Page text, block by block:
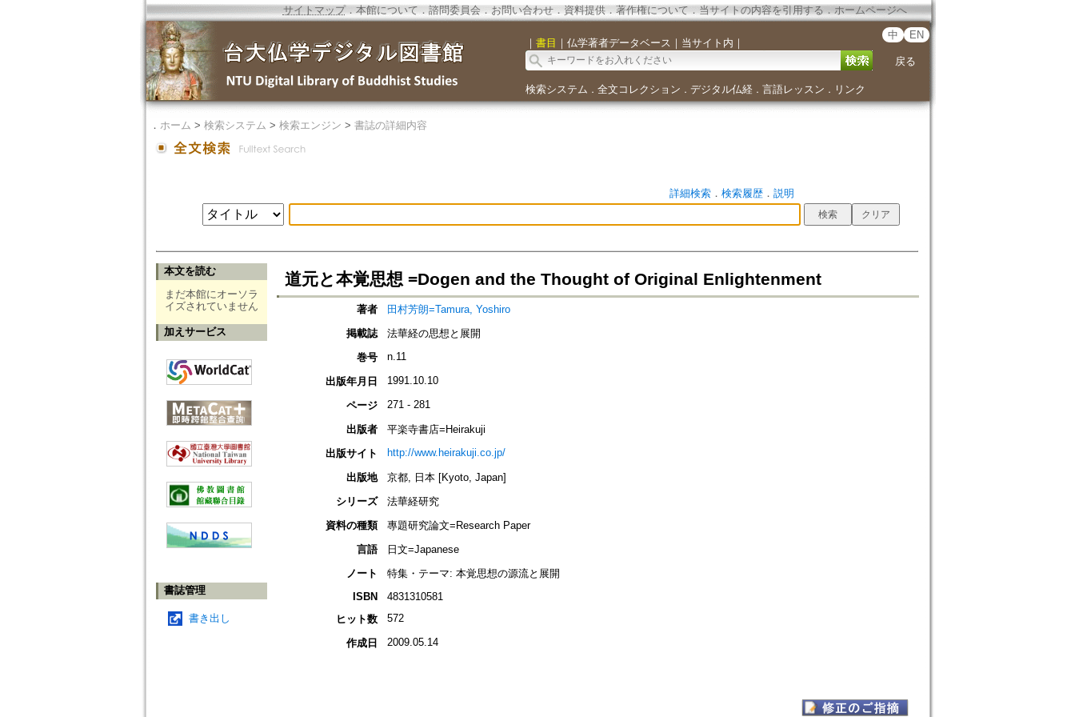
サイトマップ．本館について ． 諮問委員会． お問い合わせ． 資料提供． 著作権について．当サイトの内容を引用する ． ホームページへ
｜ 書目 ｜ 仏学著者データベース ｜ 当サイト内 ｜
中 EN
戻る
検索システム ． 全文コレクション ． デジタル仏経． 言語レッスン ． リンク
． ホーム > 検索システム > 検索エンジン > 書誌の詳細内容
詳細検索． 検索履歴． 説明
本文を読む
まだ本館にオーソラ
イズされていません
加えサービス
書誌管理
書き出し
道元と本覚思想 =Dogen and the Thought of Original Enlightenment
著者
田村芳朗=Tamura, Yoshiro
掲載誌
法華経の思想と展開
巻号
n.11
出版年月日 1991.10.10
ページ 271 - 281
出版者
平楽寺書店=Heirakuji
出版サイト
http://www.heirakuji.co.jp/
出版地
京都, 日本 [Kyoto, Japan]
シリーズ
法華経研究
資料の種類
專題研究論文=Research Paper
言語
日文=Japanese
ノート
特集・テーマ: 本覚思想の源流と展開
ISBN
4831310581
ヒット数
572
作成日 2009.05.14